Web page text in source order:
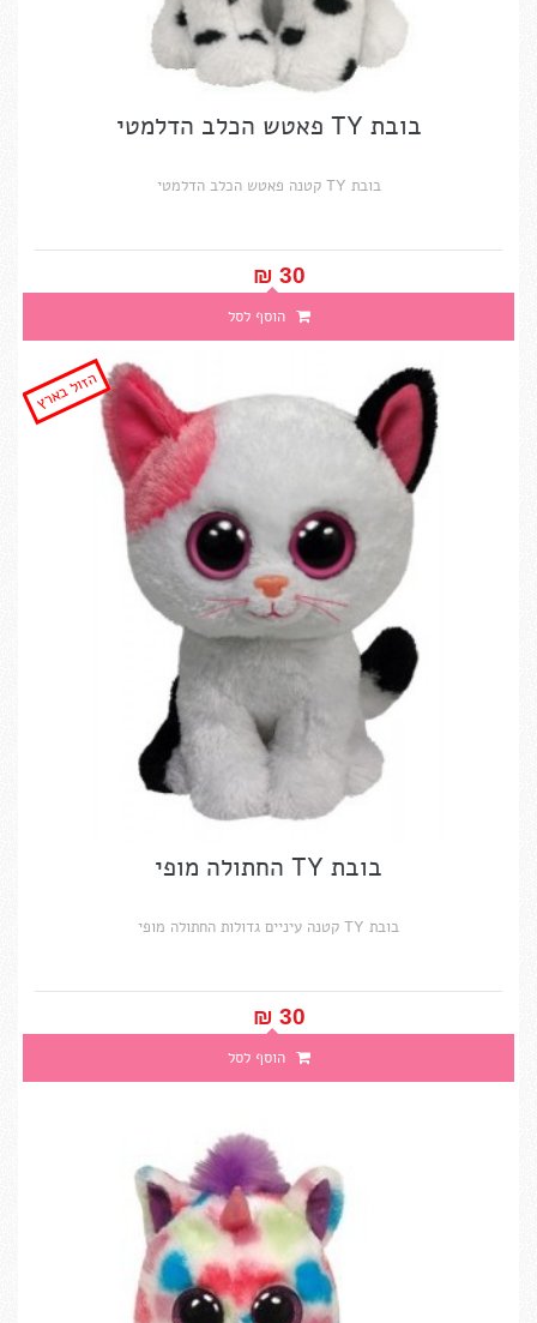
בובת TY פאטש הכלב הדלמטי
בובת TY קטנה פאטש הכלב הדלמטי
30 ₪‎
הוסף לסל
הזול בארץ
בובת TY החתולה מופי
בובת TY קטנה עיניים גדולות החתולה מופי
30 ₪‎
הוסף לסל